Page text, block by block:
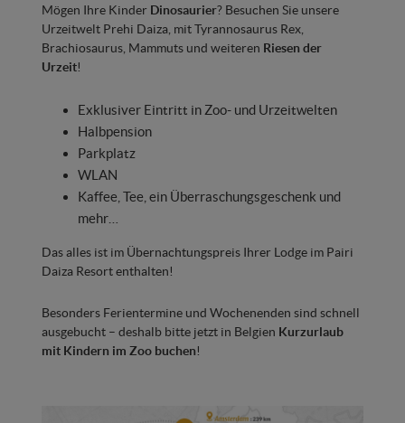
Mögen Ihre Kinder Dinosaurier? Besuchen Sie unsere
Urzeitwelt Prehi Daiza, mit Tyrannosaurus Rex,
Brachiosaurus, Mammuts und weiteren Riesen der
Urzeit!
Exklusiver Eintritt in Zoo- und Urzeitwelten
Halbpension
Parkplatz
WLAN
Kaffee, Tee, ein Überraschungsgeschenk und
mehr…
Das alles ist im Übernachtungspreis Ihrer Lodge im Pairi
Daiza Resort enthalten!
Besonders Ferientermine und Wochenenden sind schnell
ausgebucht – deshalb bitte jetzt in Belgien Kurzurlaub
mit Kindern im Zoo buchen!